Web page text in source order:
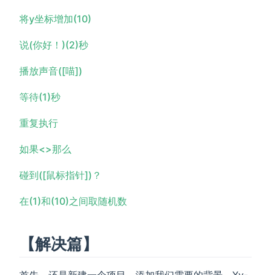
将y坐标增加(10)
说(你好！)(2)秒
播放声音([喵])
等待(1)秒
重复执行
如果<>那么
碰到([鼠标指针])？
在(1)和(10)之间取随机数
【解决篇】